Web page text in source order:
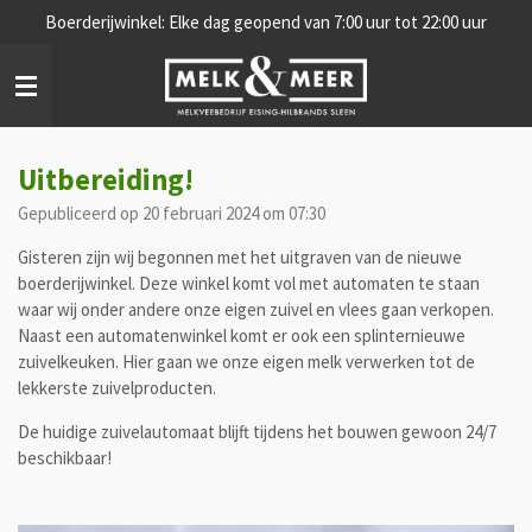
naar
de
hoofdinhoud
Boerderijwinkel: Elke dag geopend van 7:00 uur tot 22:00 uur
Uitbereiding!
Gepubliceerd op 20 februari 2024 om 07:30
Gisteren zijn wij begonnen met het uitgraven van de nieuwe
boerderijwinkel. Deze winkel komt vol met automaten te staan
waar wij onder andere onze eigen zuivel en vlees gaan verkopen.
Naast een automatenwinkel komt er ook een splinternieuwe
zuivelkeuken. Hier gaan we onze eigen melk verwerken tot de
lekkerste zuivelproducten.
De huidige zuivelautomaat blijft tijdens het bouwen gewoon 24/7
beschikbaar!